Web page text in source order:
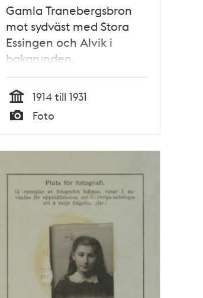
Gamla Tranebergsbron
mot sydväst med Stora
Essingen och Alvik i
bakgrunden.
Tid
1914 till 1931
Typ
Foto